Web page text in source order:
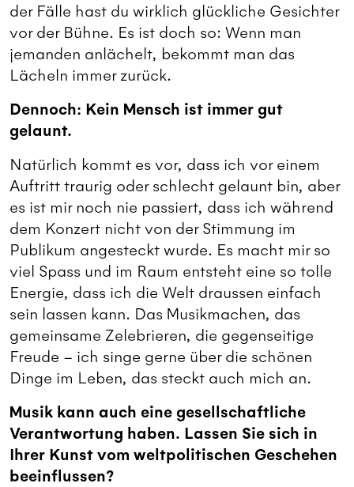
der Fälle hast du wirklich glückliche Gesichter
vor der Bühne. Es ist doch so: Wenn man
jemanden anlächelt, bekommt man das
Lächeln immer zurück.
Dennoch: Kein Mensch ist immer gut
gelaunt.
Natürlich kommt es vor, dass ich vor einem
Auftritt traurig oder schlecht gelaunt bin, aber
es ist mir noch nie passiert, dass ich während
dem Konzert nicht von der Stimmung im
Publikum angesteckt wurde. Es macht mir so
viel Spass und im Raum entsteht eine so tolle
Energie, dass ich die Welt draussen einfach
sein lassen kann. Das Musikmachen, das
gemeinsame Zelebrieren, die gegenseitige
Freude – ich singe gerne über die schönen
Dinge im Leben, das steckt auch mich an.
Musik kann auch eine gesellschaftliche
Verantwortung haben. Lassen Sie sich in
Ihrer Kunst vom weltpolitischen Geschehen
beeinflussen?